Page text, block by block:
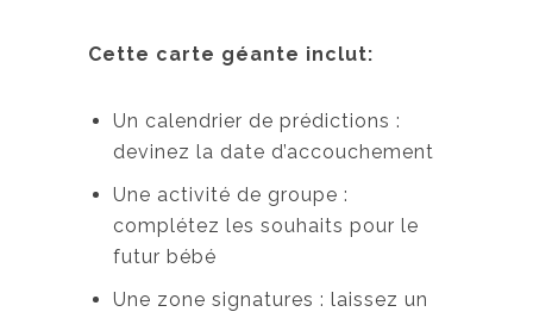
Cette carte géante inclut:
Un calendrier de prédictions :
devinez la date d’accouchement
Une activité de groupe :
complétez les souhaits pour le
futur bébé
Une zone signatures : laissez un